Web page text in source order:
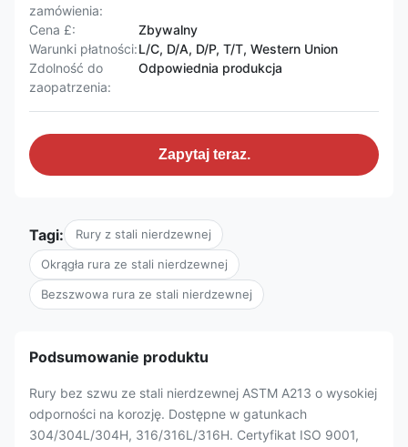
zamówienia:
Cena £:
Zbywalny
Warunki płatności:L/C, D/A, D/P, T/T, Western Union
Zdolność do
zaopatrzenia:
Odpowiednia produkcja
Zapytaj teraz.
Tagi: Rury z stali nierdzewnej
Okrągła rura ze stali nierdzewnej
Bezszwowa rura ze stali nierdzewnej
Podsumowanie produktu
Rury bez szwu ze stali nierdzewnej ASTM A213 o wysokiej
odporności na korozję. Dostępne w gatunkach
304/304L/304H, 316/316L/316H. Certyfikat ISO 9001,